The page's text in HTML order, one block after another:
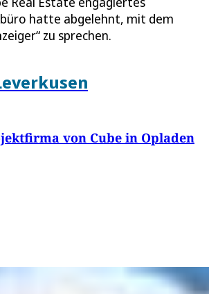
hatte abgelehnt, mit dem
zu sprechen.
von Cube in Opladen